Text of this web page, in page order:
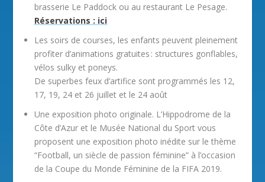
brasserie Le Paddock ou au restaurant Le Pesage.
Réservations : ici
Les soirs de courses, les enfants peuvent pleinement
profiter d’animations gratuites : structures gonflables,
vélos sulky et poneys.
De superbes feux d’artifice sont programmés les 12,
17, 19, 24 et 26 juillet et le 24 août
Une exposition photo originale. L’Hippodrome de la
Côte d’Azur et le Musée National du Sport vous
proposent une exposition photo inédite sur le thème
“Football, un siècle de passion féminine” à l’occasion
de la Coupe du Monde Féminine de la FIFA 2019.